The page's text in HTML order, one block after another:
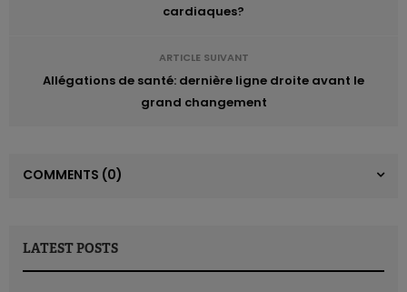
cardiaques?
ARTICLE SUIVANT
Allégations de santé: dernière ligne droite avant le
grand changement
COMMENTS (0)
LATEST POSTS